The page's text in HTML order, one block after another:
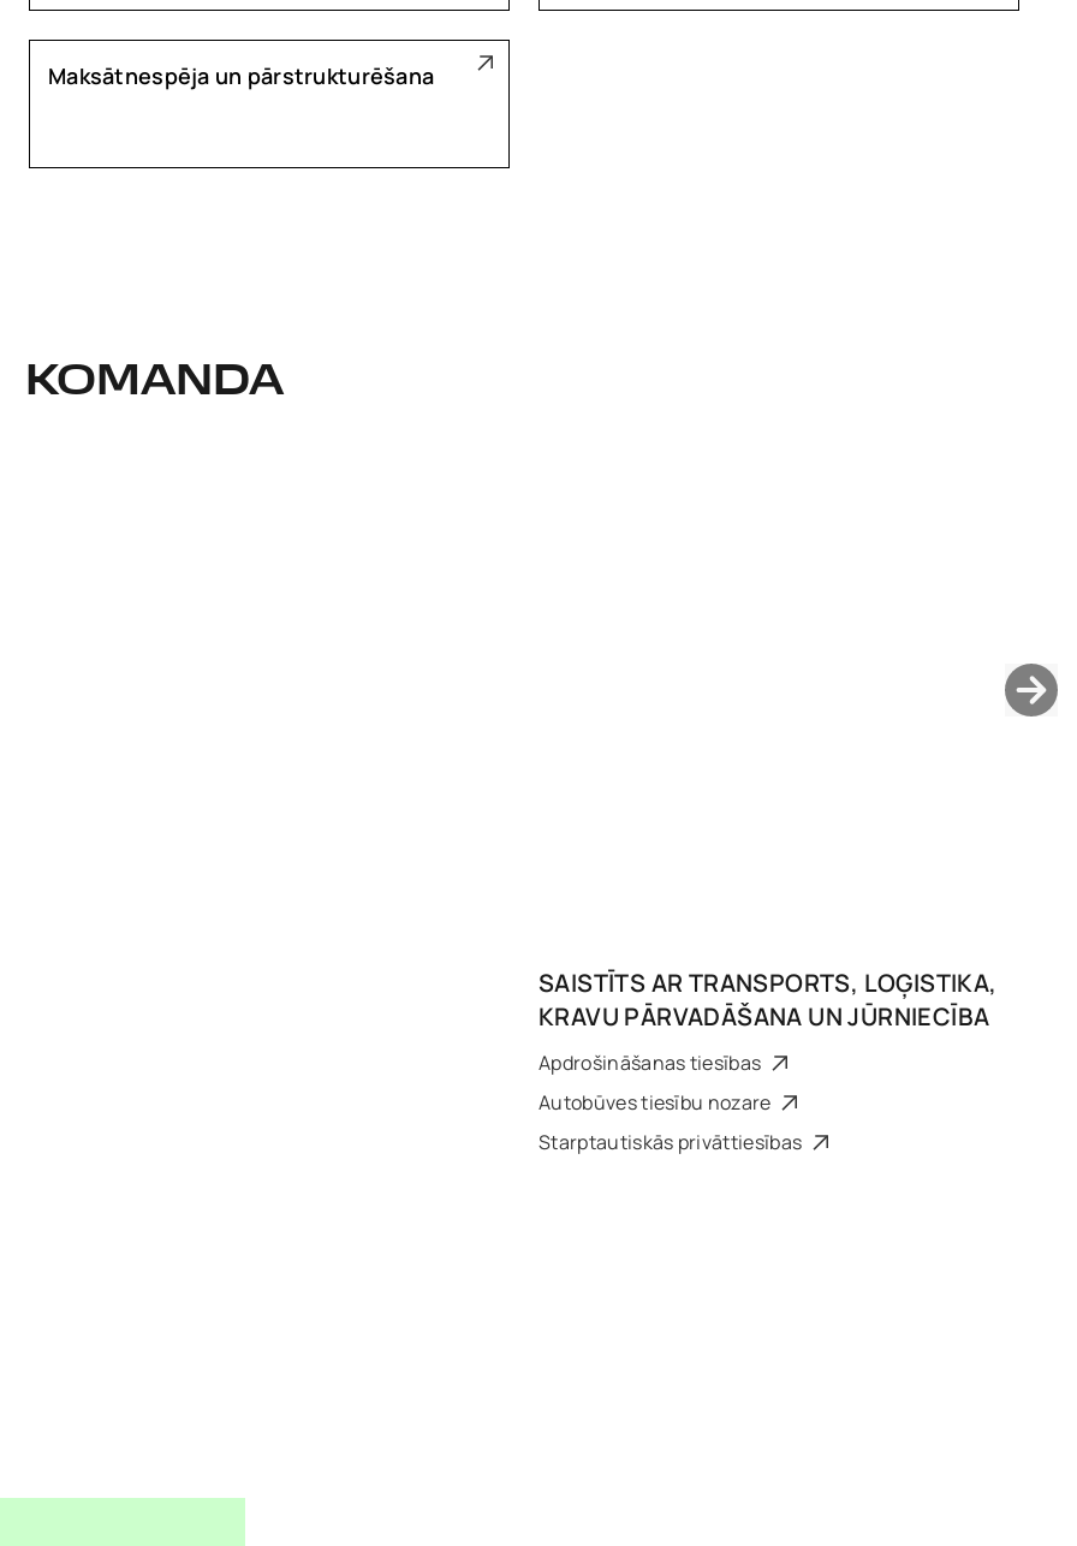
Maksātnespēja un pārstrukturēšana
KOMANDA
SAISTĪTS AR TRANSPORTS, LOĢISTIKA,
KRAVU PĀRVADĀŠANA UN JŪRNIECĪBA
Apdrošināšanas tiesības
Autobūves tiesību nozare
Starptautiskās privāttiesības